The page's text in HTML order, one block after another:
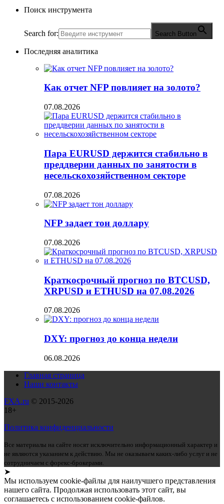
Поиск инструмента
Search for: Search Button
Последняя аналитика
Как отчет NFP повлияет на золото?
07.08.2026
Пара EURUSD держится стабильно в
преддверии данных по занятости в
несельскохозяйственном секторе
07.08.2026
NFP задает тон доллару
07.08.2026
Краткосрочный прогноз по BTCUSD,
XRPUSD и ETHUSD на 07.08.2026
07.08.2026
DXY: прогноз до конца недели
06.08.2026
Главная страница
Наши контакты
FXA.ru © 2015-2026
18+
Политика конфиденциальности
Все материалы на сайте носят исключительно информационный характер и
не являются указанием к действию. Мы не оказываем каких-либо услуг и не
сотрудничаем с форекс-брокерами.
➤
Мы используем cookie-файлы для наилучшего представления
нашего сайта. Продолжая использовать этот сайт, вы
соглашаетесь с использованием cookie-файлов.